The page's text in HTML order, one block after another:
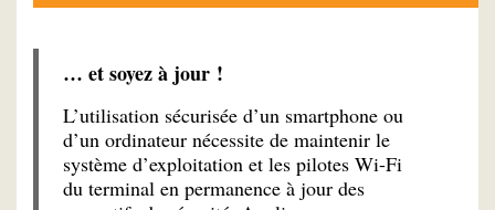
… et soyez à jour !
L’utilisation sécurisée d’un smartphone ou
d’un ordinateur nécessite de maintenir le
système d’exploitation et les pilotes Wi-Fi
du terminal en permanence à jour des